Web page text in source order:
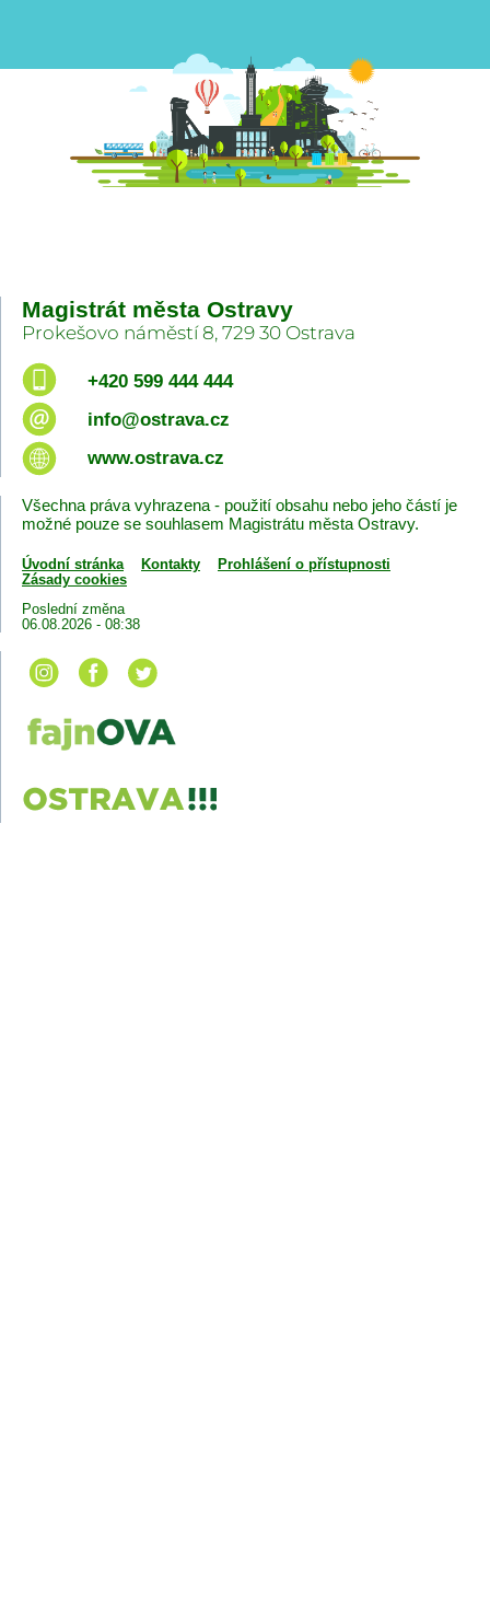
Magistrát města Ostravy
Prokešovo náměstí 8, 729 30 Ostrava
+420 599 444 444
info@ostrava.cz
www.ostrava.cz
Všechna práva vyhrazena - použití obsahu nebo jeho částí je
možné pouze se souhlasem Magistrátu města Ostravy.
Úvodní stránka Kontakty
Prohlášení o přístupnosti
Zásady cookies
Poslední změna
06.08.2026 - 08:38